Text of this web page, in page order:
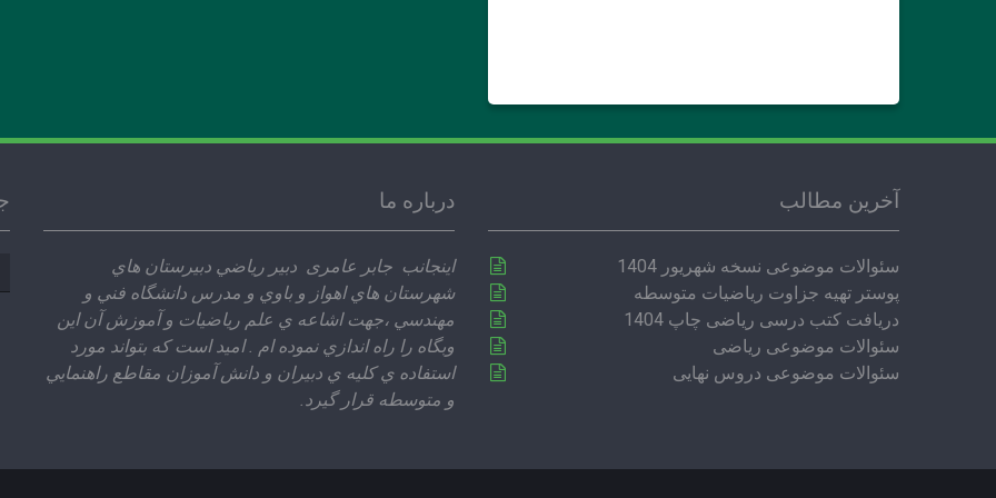
درباره ما
اينجانب جابر عامری دبير رياضي دبيرستان هاي
شهرستان هاي اهواز و باوي و مدرس دانشگاه فني و
مهندسي ،‌جهت اشاعه ي علم رياضيات و آموزش آن اين
وبگاه را راه اندازي نموده ام . اميد است كه بتواند مورد
استفاده ي كليه ي دبيران و دانش آموزان مقاطع راهنمايي
و متوسطه قرار گيرد.
آخرین مطالب
سئوالات موضوعی نسخه شهریور 1404
پوستر تهیه جزاوت ریاضیات متوسطه
دریافت کتب درسی ریاضی چاپ 1404
سئوالات موضوعی ریاضی
سئوالات موضوعی دروس نهایی